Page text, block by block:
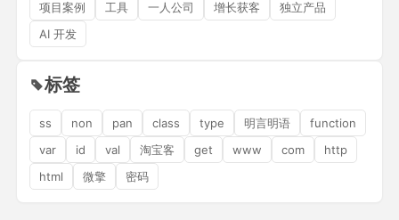
项目案例
工具 一人公司 增长获客
独立产品
AI 开发
标签
ss non pan class type 明言明语
function
var
id val 淘宝客 get www com
http
html
微擎 密码